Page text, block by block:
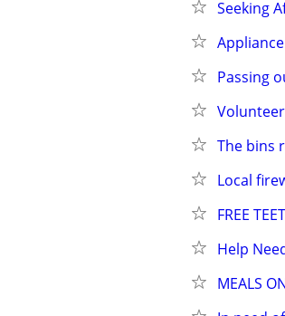
Seeking
Passing
The bins
Local
FREE
Help
MEALS